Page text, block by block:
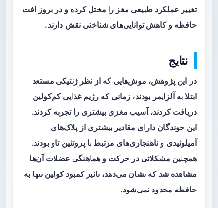
تغییر عملکرد طبیعی مغز را مختل کرده و در بروز افت
حافظه و کاهش توانایی‌های شناختی نقش دارند.
نتایج
در این پژوهش، موش‌هایی که از نظر ژنتیکی مستعد
ابتلا به آلزایمر بودند، زمانی که رژیم غذایی کم‌کولین
دریافت کردند، آسیب مغزی بیشتری را تجربه کردند.
این جوندگان دارای مقادیر بیشتری از پلاک‌های
آمیلوئیدی و ناهنجاری‌های مرتبط با پروتئین تاو بودند.
همچنین مشکلاتی در حرکت و هماهنگی عضلات آن‌ها
مشاهده شد که نشان می‌دهد، تاثیر کمبود کولین تنها به
حافظه محدود نمی‌شود.